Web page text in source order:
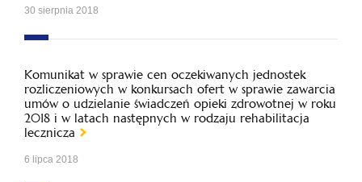
30 sierpnia 2018
Komunikat w sprawie cen oczekiwanych jednostek
rozliczeniowych w konkursach ofert w sprawie zawarcia
umów o udzielanie świadczeń opieki zdrowotnej w roku
2018 i w latach następnych w rodzaju rehabilitacja
lecznicza
6 lipca 2018